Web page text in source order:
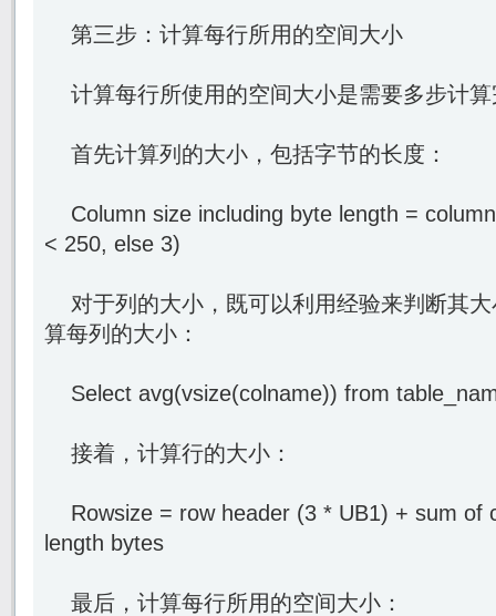
第三步：计算每行所用的空间大小
计算每行所使用的空间大小是需要多步计算
首先计算列的大小，包括字节的长度：
Column size including byte length =
< 250, else 3)
对于列的大小，既可以利用经验来判断其
算每列的大小：
Select avg(vsize(colname)) from
接着，计算行的大小：
Rowsize = row header (3 * UB1) + sum of
length bytes
最后，计算每行所用的空间大小：